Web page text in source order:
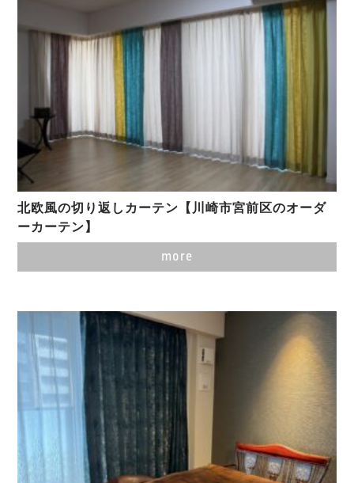
北欧風の切り返しカーテン【川崎市宮前区のオーダ
ーカーテン】
more